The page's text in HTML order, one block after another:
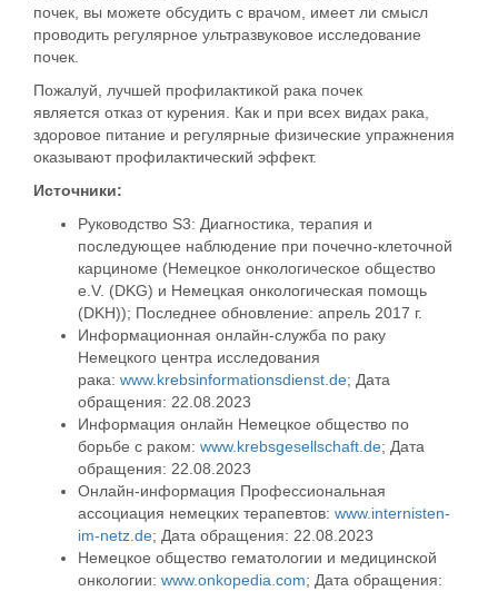
почек, вы можете обсудить с врачом, имеет ли смысл
проводить регулярное ультразвуковое исследование
почек.
Пожалуй, лучшей профилактикой рака почек
является отказ от курения . Как и при всех видах рака,
здоровое питание и регулярные физические упражнения
оказывают профилактический эффект.
Источники:
Руководство S3: Диагностика, терапия и
последующее наблюдение при почечно-клеточной
карциноме (Немецкое онкологическое общество
e.V. (DKG) и Немецкая онкологическая помощь
(DKH)); Последнее обновление: апрель 2017 г.
Информационная онлайн-служба по раку
Немецкого центра исследования
рака: www.krebsinformationsdienst.de; Дата
обращения: 22.08.2023
Информация онлайн Немецкое общество по
борьбе с раком: www.krebsgesellschaft.de; Дата
обращения: 22.08.2023
Онлайн-информация Профессиональная
ассоциация немецких терапевтов: www.internisten-
im-netz.de; Дата обращения: 22.08.2023
Немецкое общество гематологии и медицинской
онкологии: www.onkopedia.com; Дата обращения: